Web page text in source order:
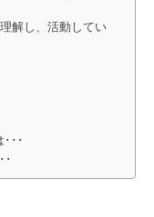
解し、活動してい
･･
･